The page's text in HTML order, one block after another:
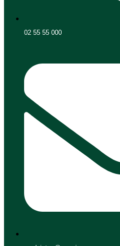
02 55 55 000